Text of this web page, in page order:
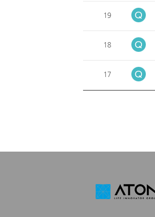
19
18
17